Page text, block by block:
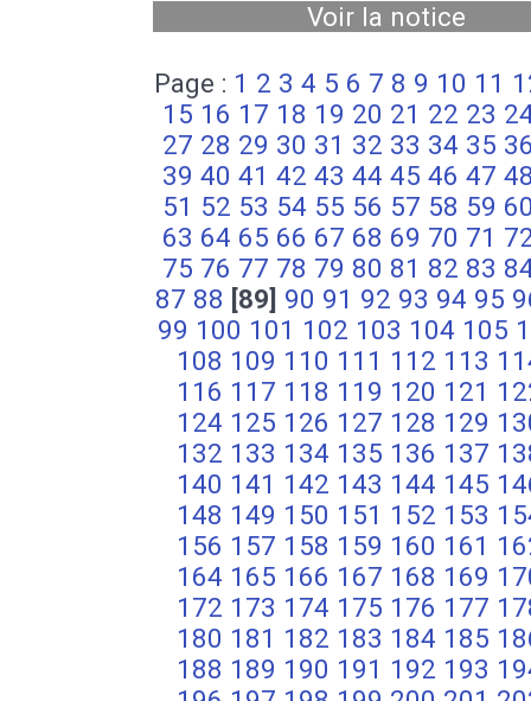
Voir la notice
Page : 1 2 3 4 5 6 7 8 9 10 11
15 16 17 18 19 20 21 22 23
27 28 29 30 31 32 33 34 35
39 40 41 42 43 44 45 46 47
51 52 53 54 55 56 57 58 59
63 64 65 66 67 68 69 70 71
75 76 77 78 79 80 81 82 83
87 88 [89] 90 91 92 93 94 95
99 100 101 102 103 104 105
108 109 110 111 112 113
116 117 118 119 120 121
124 125 126 127 128 129
132 133 134 135 136 137
140 141 142 143 144 145
148 149 150 151 152 153
156 157 158 159 160 161
164 165 166 167 168 169
172 173 174 175 176 177
180 181 182 183 184 185
188 189 190 191 192 193